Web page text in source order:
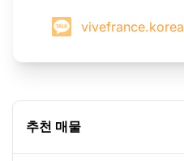
vivefrance.korea
추천 매물